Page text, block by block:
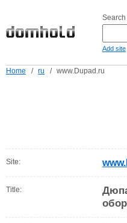
Add site
Home / ru / www.Dupad.ru
Site:
Title: